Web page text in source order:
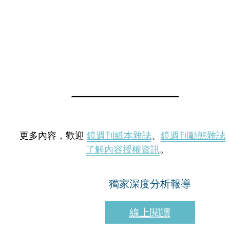
更多內容，歡迎 鏡週刊紙本雜誌、 鏡週刊動態雜誌
了解內容授權資訊。
獨家深度分析報導
線上閱讀